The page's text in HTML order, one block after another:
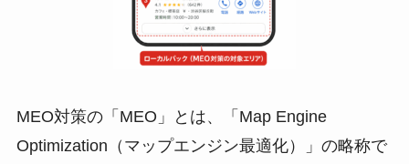
MEO対策の「MEO」とは、「Map Engine
Optimization（マップエンジン最適化）」の略称で